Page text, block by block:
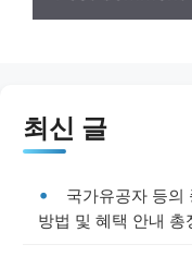
최신 글
국가유공자 등의
방법 및 혜택 안내 총